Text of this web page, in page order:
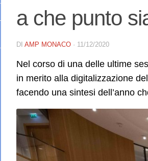
a che punto
DI AMP MONACO · 11/12/2020
Nel corso di una delle ultime
in merito alla digitalizzazione
facendo una sintesi dell’anno